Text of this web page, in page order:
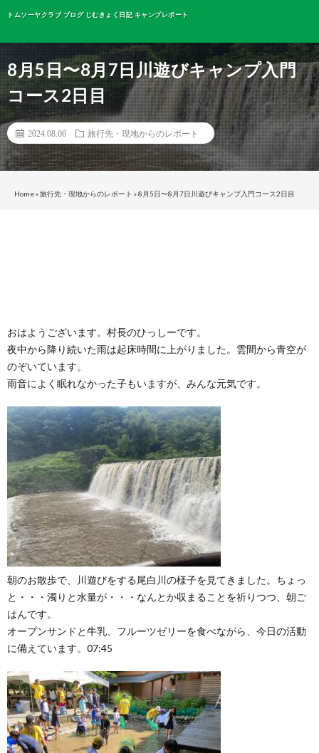
トムソーヤクラブ ブログ じむきょく日記 キャンプレポート
8月5日〜8月7日川遊びキャンプ入門
コース2日目
2024.08.06 旅行先・現地からのレポート
Home»旅行先・現地からのレポート »8月5日〜8月7日川遊びキャンプ入門コース2日目
おはようございます。村長のひっしーです。
夜中から降り続いた雨は起床時間に上がりました。雲間から青空が
のぞいています。
雨音によく眠れなかった子もいますが、みんな元気です。
朝のお散歩で、川遊びをする尾白川の様子を見てきました。ちょっ
と・・・濁りと水量が・・・なんとか収まることを祈りつつ、朝ご
はんです。
オープンサンドと牛乳、フルーツゼリーを食べながら、今日の活動
に備えています。07:45